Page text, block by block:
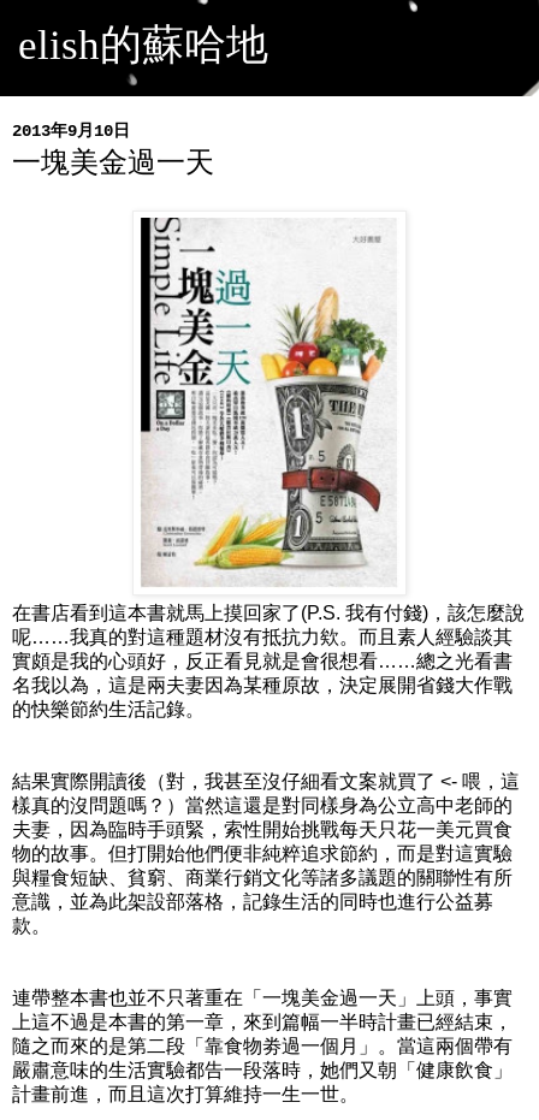
elish的蘇哈地
2013年9月10日
一塊美金過一天
在書店看到這本書就馬上摸回家了(P.S. 我有付錢)，該怎麼說
呢……我真的對這種題材沒有抵抗力欸。而且素人經驗談其
實頗是我的心頭好，反正看見就是會很想看……總之光看書
名我以為，這是兩夫妻因為某種原故，決定展開省錢大作戰
的快樂節約生活記錄。
結果實際開讀後（對，我甚至沒仔細看文案就買了 <- 喂，這
樣真的沒問題嗎？）當然這還是對同樣身為公立高中老師的
夫妻，因為臨時手頭緊，索性開始挑戰每天只花一美元買食
物的故事。但打開始他們便非純粹追求節約，而是對這實驗
與糧食短缺、貧窮、商業行銷文化等諸多議題的關聯性有所
意識，並為此架設部落格，記錄生活的同時也進行公益募
款。
連帶整本書也並不只著重在「一塊美金過一天」上頭，事實
上這不過是本書的第一章，來到篇幅一半時計畫已經結束，
隨之而來的是第二段「靠食物劵過一個月」。當這兩個帶有
嚴肅意味的生活實驗都告一段落時，她們又朝「健康飲食」
計畫前進，而且這次打算維持一生一世。